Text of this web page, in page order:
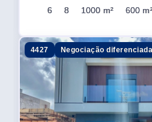
6 8 1000 m² 600
4427 Negociação diferenciada